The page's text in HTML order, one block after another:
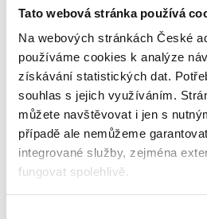
Tato webová stránka používá
Na webových stránkách České
používáme cookies k analýze
získávání statistických dat.
souhlas s jejich využíváním.
můžete navštěvovat i jen s
případě ale nemůžeme
integrované služby, zejména
fungovat spolehlivě.
WWW: http://
Email:
Telefon: +420222753482